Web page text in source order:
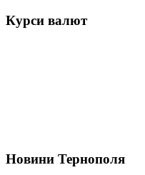
Курси валют
Новини Тернополя